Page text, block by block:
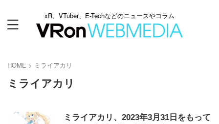
xR、VTuber、E-Techなどのニュースやコラム
HOME > ミライアカリ
ミライアカリ
ミライアカリ、2023年3月31日をもって